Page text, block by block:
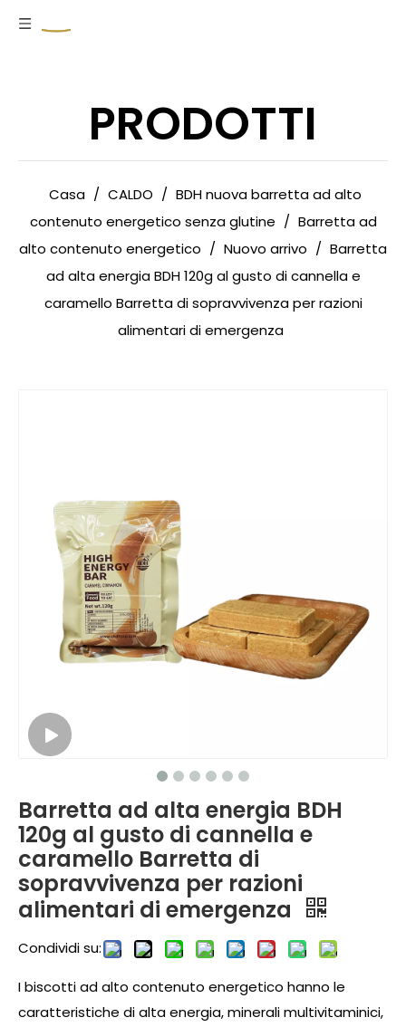
PRODOTTI
Casa / CALDO / BDH nuova barretta ad alto
contenuto energetico senza glutine / Barretta ad
alto contenuto energetico / Nuovo arrivo / Barretta
ad alta energia BDH 120g al gusto di cannella e
caramello Barretta di sopravvivenza per razioni
alimentari di emergenza
Barretta ad alta energia BDH
120g al gusto di cannella e
caramello Barretta di
sopravvivenza per razioni
alimentari di emergenza
Condividi su:
I biscotti ad alto contenuto energetico hanno le
caratteristiche di alta energia, minerali multivitaminici,